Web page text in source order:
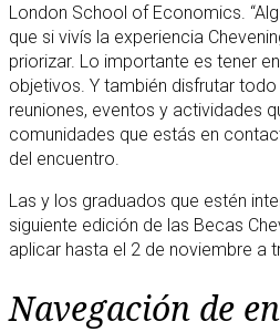
London School of Economics.
que si vivís la experiencia
priorizar. Lo importante es tener
objetivos. Y también disfrutar
reuniones, eventos y actividades
comunidades que estás en
del encuentro.
Las y los graduados que estén
siguiente edición de las Becas
aplicar hasta el 2 de noviembre a
Navegación de